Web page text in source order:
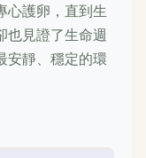
心護卵，直到生
也見證了生命週
安靜、穩定的環